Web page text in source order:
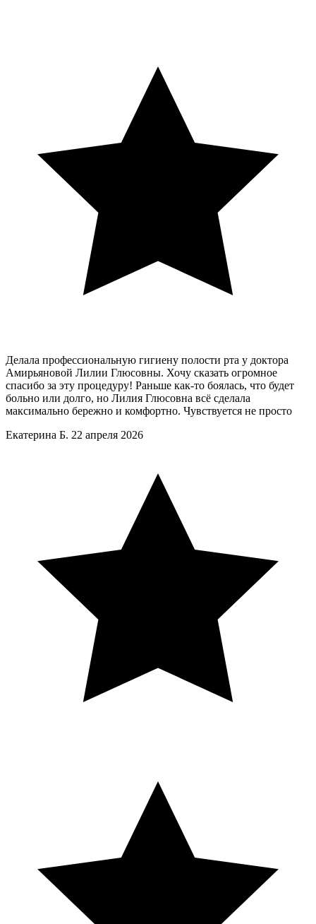
Делала профессиональную гигиену полости рта у доктора
Амирьяновой Лилии Глюсовны. Хочу сказать огромное
спасибо за эту процедуру! Раньше как-то боялась, что будет
больно или долго, но Лилия Глюсовна всё сделала
максимально бережно и комфортно. Чувствуется не просто
Екатерина Б. 22 апреля 2026